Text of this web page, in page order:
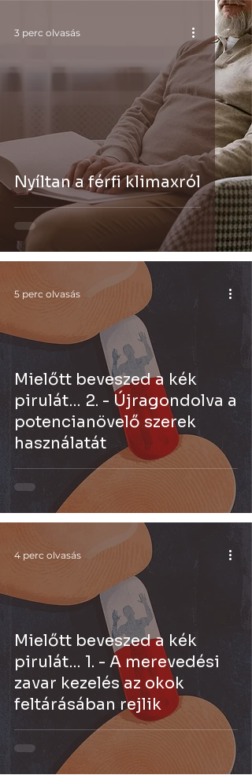
Nyíltan a férfi klimaxról
3 perc olvasás
Mielőtt beveszed a kék
pirulát… 2. - Újragondolva a
potencianövelő szerek
használatát
5 perc olvasás
Mielőtt beveszed a kék
pirulát… 1. - A merevedési
zavar kezelés az okok
feltárásában rejlik
4 perc olvasás